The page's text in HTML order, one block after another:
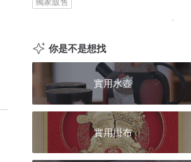
你是不是想找
實用水壺
實用掛布